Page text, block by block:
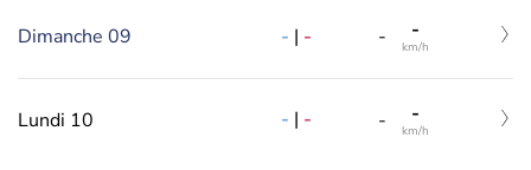
Dimanche 09 - | - - -
km/h
Lundi 10 - | - - -
km/h